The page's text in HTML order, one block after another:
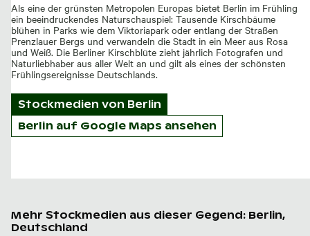
Als eine der grünsten Metropolen Europas bietet Berlin im Frühling
ein beeindruckendes Naturschauspiel: Tausende Kirschbäume
blühen in Parks wie dem Viktoriapark oder entlang der Straßen
Prenzlauer Bergs und verwandeln die Stadt in ein Meer aus Rosa
und Weiß. Die Berliner Kirschblüte zieht jährlich Fotografen und
Naturliebhaber aus aller Welt an und gilt als eines der schönsten
Frühlingsereignisse Deutschlands.
Stockmedien von Berlin
Berlin auf Google Maps ansehen
Mehr Stockmedien aus dieser Gegend: Berlin,
Deutschland